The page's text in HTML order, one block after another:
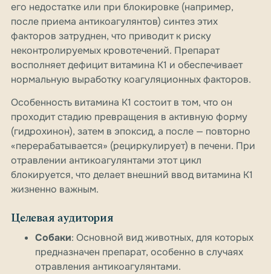
его недостатке или при блокировке (например,
после приема антикоагулянтов) синтез этих
факторов затруднен, что приводит к риску
неконтролируемых кровотечений. Препарат
восполняет дефицит витамина K1 и обеспечивает
нормальную выработку коагуляционных факторов.
Особенность витамина K1 состоит в том, что он
проходит стадию превращения в активную форму
(гидрохинон), затем в эпоксид, а после — повторно
«перерабатывается» (рециркулирует) в печени. При
отравлении антикоагулянтами этот цикл
блокируется, что делает внешний ввод витамина K1
жизненно важным.
Целевая аудитория
Собаки: Основной вид животных, для которых
предназначен препарат, особенно в случаях
отравления антикоагулянтами.